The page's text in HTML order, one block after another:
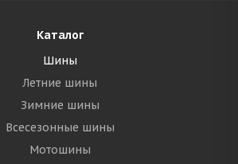
Каталог
Шины
Летние шины
Зимние шины
Всесезонные шины
Мотошины